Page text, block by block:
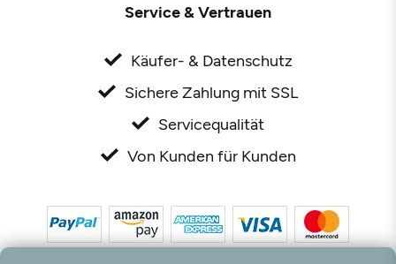
Service & Vertrauen
Käufer- & Datenschutz
Sichere Zahlung mit SSL
Servicequalität
Von Kunden für Kunden